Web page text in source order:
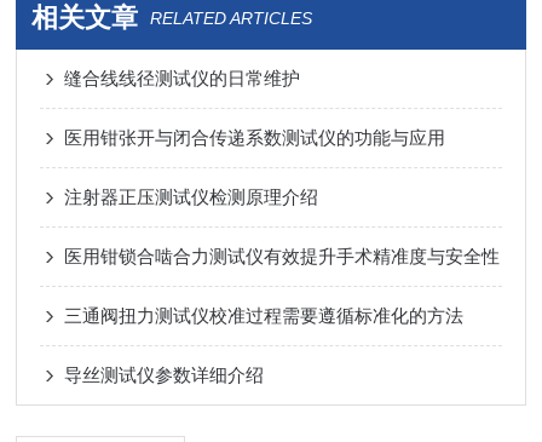
相关文章 RELATED ARTICLES
缝合线线径测试仪的日常维护
医用钳张开与闭合传递系数测试仪的功能与应用
注射器正压测试仪检测原理介绍
医用钳锁合啮合力测试仪有效提升手术精准度与安全性
三通阀扭力测试仪校准过程需要遵循标准化的方法
导丝测试仪参数详细介绍